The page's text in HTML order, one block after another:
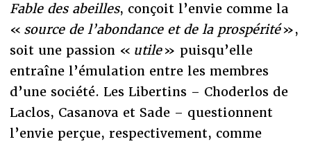
Fable des abeilles, conçoit l’envie comme la
« source de l’abondance et de la prospérité»,
soit une passion « utile» puisqu’elle
entraîne l’émulation entre les membres
d’une société. Les Libertins – Choderlos de
Laclos, Casanova et Sade – questionnent
l’envie perçue, respectivement, comme